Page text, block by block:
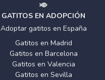
GATITOS EN ADOPCIÓN
Adoptar gatitos en España
Gatitos en Madrid
Gatitos en Barcelona
Gatitos en Valencia
Gatitos en Sevilla